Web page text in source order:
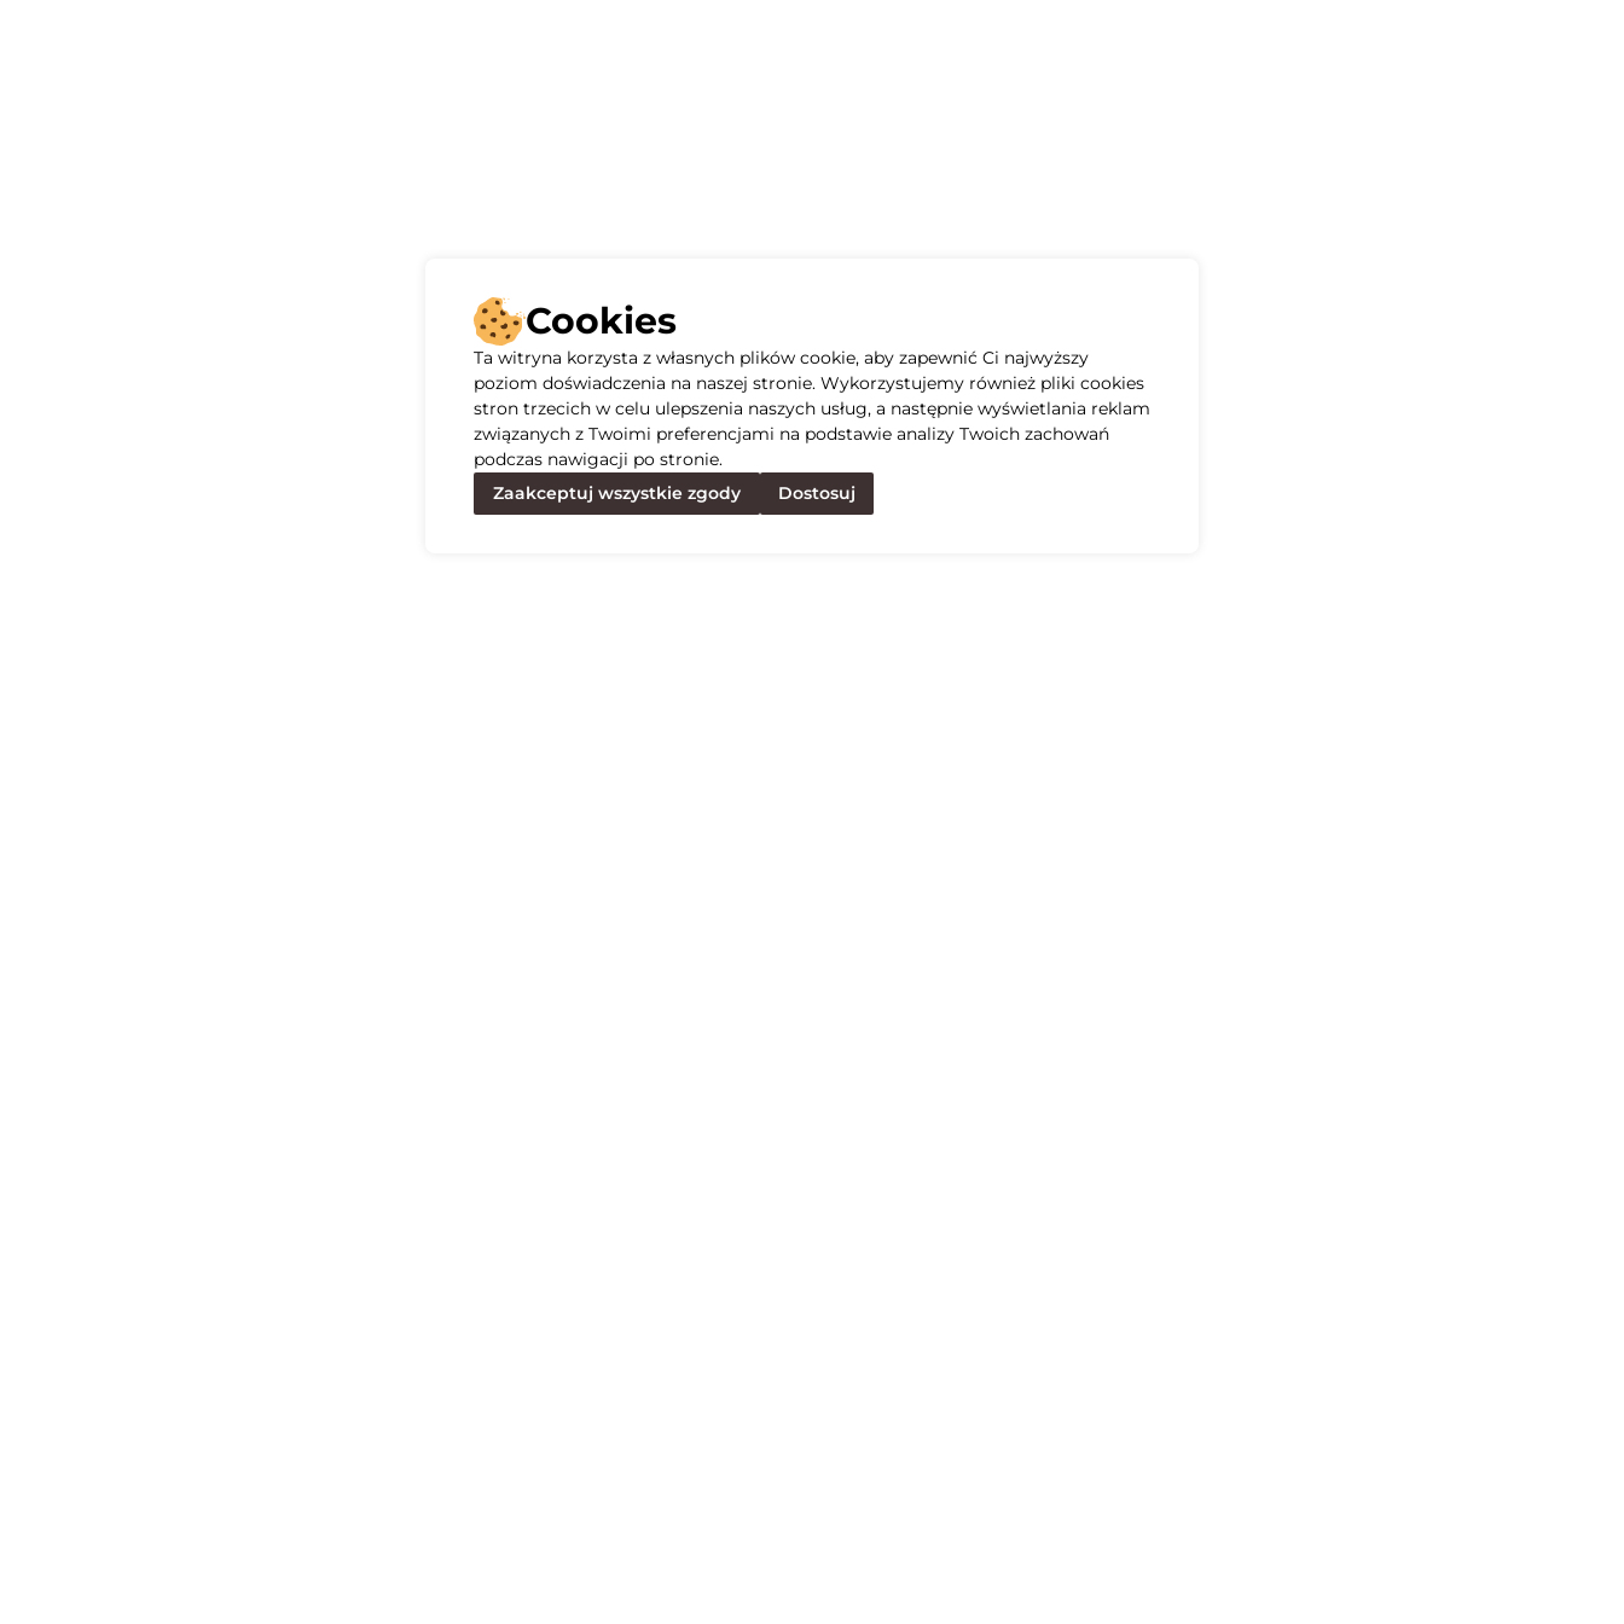
Cookies
Ta witryna korzysta z własnych plików cookie, aby zapewnić Ci najwyższy
poziom doświadczenia na naszej stronie. Wykorzystujemy również pliki cookies
stron trzecich w celu ulepszenia naszych usług, a następnie wyświetlania reklam
związanych z Twoimi preferencjami na podstawie analizy Twoich zachowań
podczas nawigacji po stronie.
Zaakceptuj wszystkie zgody
Dostosuj